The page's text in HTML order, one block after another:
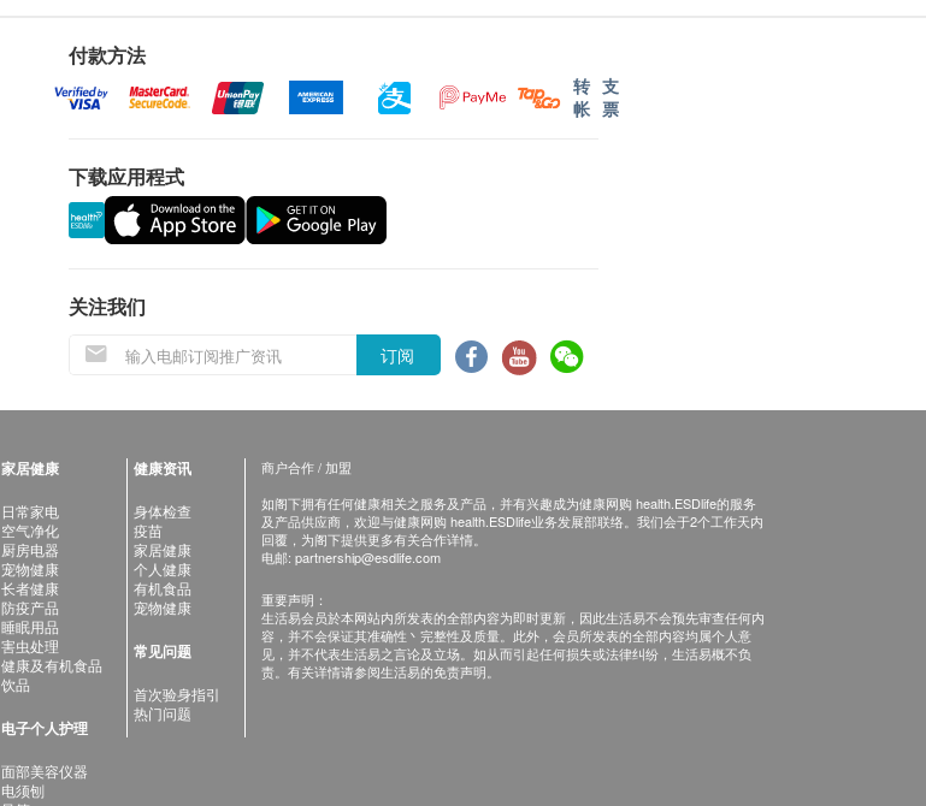
付款方法
转
帐
支
票
下载应用程式
关注我们
订阅
家居健康
日常家电
空气净化
厨房电器
宠物健康
长者健康
防疫产品
睡眠用品
害虫处理
健康及有机食品
饮品
电子个人护理
面部美容仪器
电须刨
健康资讯
身体检查
疫苗
家居健康
个人健康
有机食品
宠物健康
常见问题
首次验身指引
热门问题
商户合作 / 加盟
如阁下拥有任何健康相关之服务及产品，并有兴趣成为健康网购 health.ESDlife的服务
及产品供应商，欢迎与健康网购 health.ESDlife业务发展部联络。我们会于2个工作天内
回覆，为阁下提供更多有关合作详情。
电邮: partnership@esdlife.com
重要声明：
生活易会员於本网站内所发表的全部内容为即时更新，因此生活易不会预先审查任何内
容，并不会保证其准确性丶完整性及质量。此外，会员所发表的全部内容均属个人意
见，并不代表生活易之言论及立场。如从而引起任何损失或法律纠纷，生活易概不负
责。有关详情请参阅生活易的免责声明。